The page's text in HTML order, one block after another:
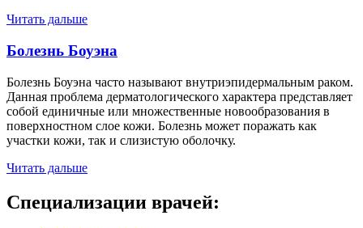
Читать дальше
Болезнь Боуэна
Болезнь Боуэна часто называют внутриэпидермальным раком.
Данная проблема дерматологического характера представляет
собой единичные или множественные новообразования в
поверхностном слое кожи. Болезнь может поражать как
участки кожи, так и слизистую оболочку.
Читать дальше
Специализации врачей: